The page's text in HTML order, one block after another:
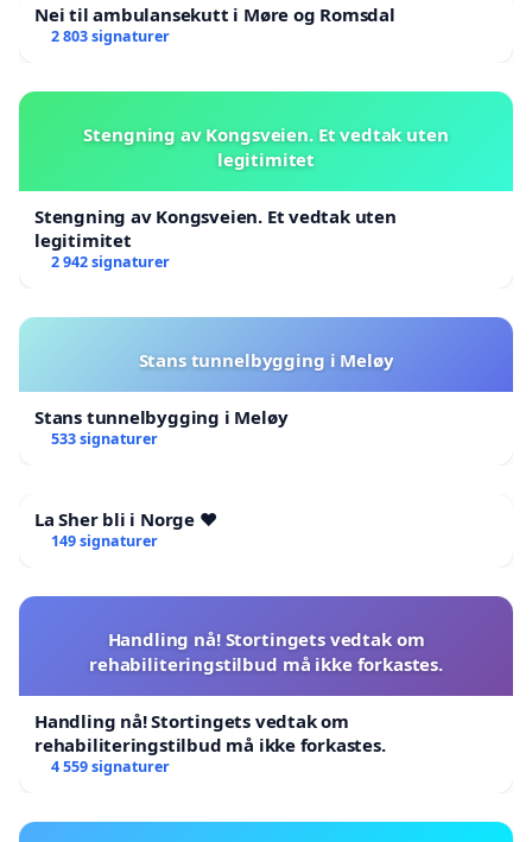
Nei til ambulansekutt i Møre og Romsdal
2 803 signaturer
Stengning av Kongsveien. Et vedtak uten
legitimitet
Stengning av Kongsveien. Et vedtak uten
legitimitet
2 942 signaturer
Stans tunnelbygging i Meløy
Stans tunnelbygging i Meløy
533 signaturer
La Sher bli i Norge ❤️
149 signaturer
Handling nå! Stortingets vedtak om
rehabiliteringstilbud må ikke forkastes.
Handling nå! Stortingets vedtak om
rehabiliteringstilbud må ikke forkastes.
4 559 signaturer